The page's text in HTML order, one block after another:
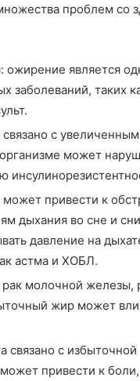
проблем со
ожирение является
заболеваний, таких
с увеличенным
может
привести к
дыхания во сне и
давление на
астма и ХОБЛ.
молочной железы,
жир может
связано с
привести к